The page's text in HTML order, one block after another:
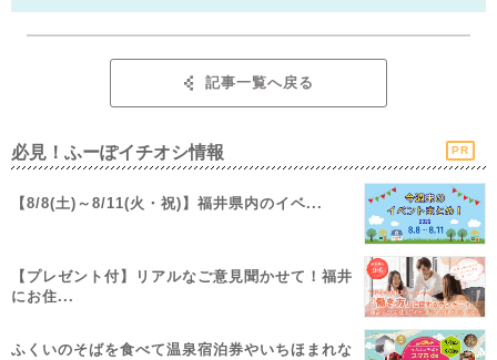
記事一覧へ戻る
必見！ふーぽイチオシ情報 PR
【8/8(土)～8/11(火・祝)】福井県内のイベ...
【プレゼント付】リアルなご意見聞かせて！福井
にお住...
ふくいのそばを食べて温泉宿泊券やいちほまれな